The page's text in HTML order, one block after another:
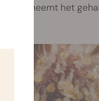
en neemt het